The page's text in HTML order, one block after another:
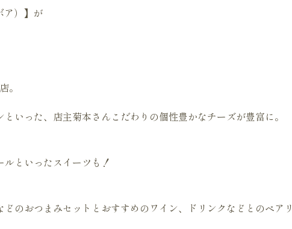
ア）】が
。
いった、店主菊本さんこだわりの個性豊かなチーズが豊富に。
といったスイーツも！
のおつまみセットとおすすめのワイン、ドリンクなどとのペアリ